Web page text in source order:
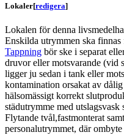
Lokaler[redigera]
Lokalen för denna
Enskilda utrymmen ska
Tappning bör ske i separat
druvor eller motsvarande (vid
ligger ju sedan i tank eller
kontamination orsakat av
hälsomässigt korrekt
städutrymme med
Flytande tvål,fastmonterat
personalutrymmet, där